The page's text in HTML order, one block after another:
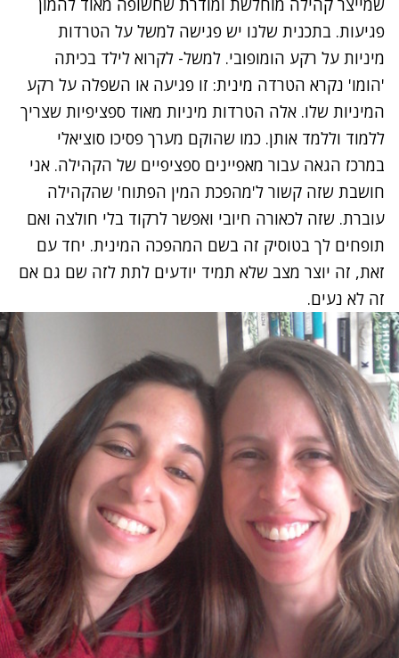
שמייצר קהילה מוחלשת ומודרת שחשופה מאוד להמון
פגיעות. בתכנית שלנו יש פגישה למשל על הטרדות
מיניות על רקע הומופובי. למשל- לקרוא לילד בכיתה
'הומו' נקרא הטרדה מינית: זו פגיעה או השפלה על רקע
המיניות שלו. אלה הטרדות מיניות מאוד ספציפיות שצריך
ללמוד וללמד אותן. כמו שהוקם מערך פסיכו סוציאלי
במרכז הגאה עבור מאפיינים ספציפיים של הקהילה. אני
חושבת שזה קשור ל'מהפכת המין הפתוח' שהקהילה
עוברת. שזה לכאורה חיובי ואפשר לרקוד בלי חולצה ואם
תופחים לך בטוסיק זה בשם המהפכה המינית. יחד עם
זאת, זה יוצר מצב שלא תמיד יודעים לתת לזה שם גם אם
זה לא נעים.